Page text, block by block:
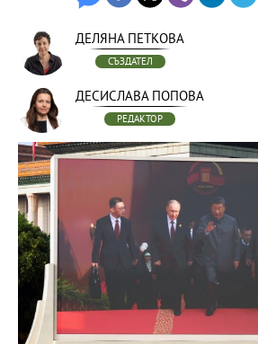
ДЕЛЯНА ПЕТКОВА
СЪЗДАТЕЛ
ДЕСИСЛАВА ПОПОВА
РЕДАКТОР